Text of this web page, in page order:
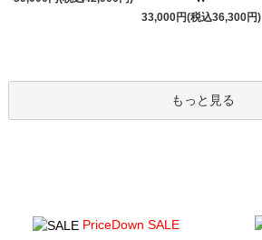
33,000円(税込36,300円)
もっと見る
PriceDown SALE